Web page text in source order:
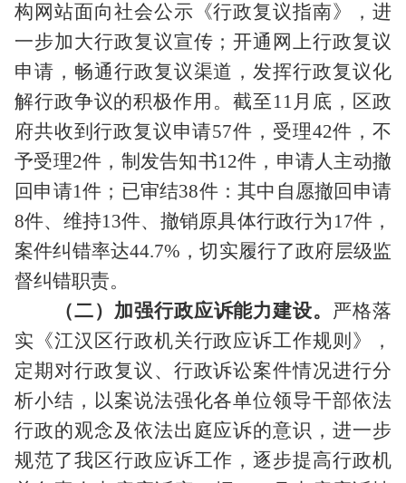
构网站面向社会公示《行政复议指南》，进
一步加大行政复议宣传；开通网上行政复议
申请，畅通行政复议渠道，发挥行政复议化
解行政争议的积极作用。截至11月底，区政
府共收到行政复议申请57件，受理42件，不
予受理2件，制发告知书12件，申请人主动撤
回申请1件；已审结38件：其中自愿撤回申请
8件、维持13件、撤销原具体行政行为 17件，
案件纠错率达44.7% ，切实履行了政府层级监
督纠错职责。
（二）加强行政应诉能力建设。 严格落
实《江汉区行政机关行政应诉工作规则》，
定期对行政复议、行政诉讼案件情况进行分
析小结，以案说法强化各单位领导干部依法
行政的观念及依法出庭应诉的意识，进一步
规范了我区行政应诉工作，逐步提高行政机